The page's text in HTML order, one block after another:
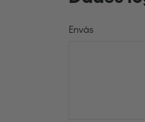
Envàs